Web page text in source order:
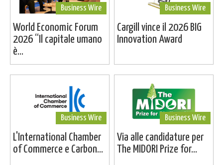
Business Wire
World Economic Forum
2026 “Il capitale umano
è...
Business Wire
Cargill vince il 2026 BIG
Innovation Award
Business Wire
L'International Chamber
of Commerce e Carbon...
Business Wire
Via alle candidature per
The MIDORI Prize for...